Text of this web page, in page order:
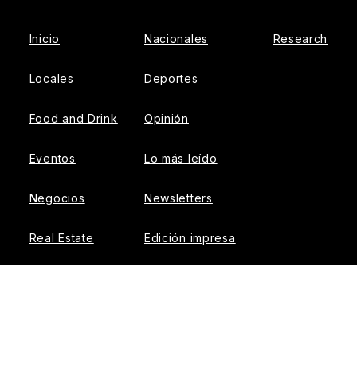
Inicio
Locales
Food and Drink
Eventos
Negocios
Real Estate
Nacionales
Deportes
Opinión
Lo más leído
Newsletters
Edición impresa
Research